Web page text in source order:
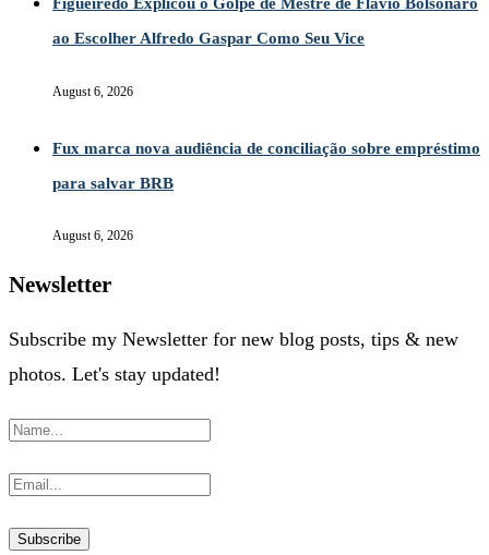
ao Escolher Alfredo Gaspar Como Seu Vice
August 6, 2026
Fux marca nova audiência de conciliação sobre empréstimo
para salvar BRB
August 6, 2026
Newsletter
Subscribe my Newsletter for new blog posts, tips & new
photos. Let's stay updated!